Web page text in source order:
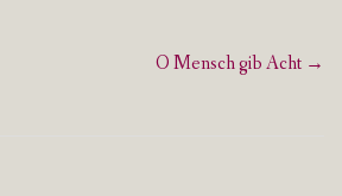
O Mensch gib Acht →